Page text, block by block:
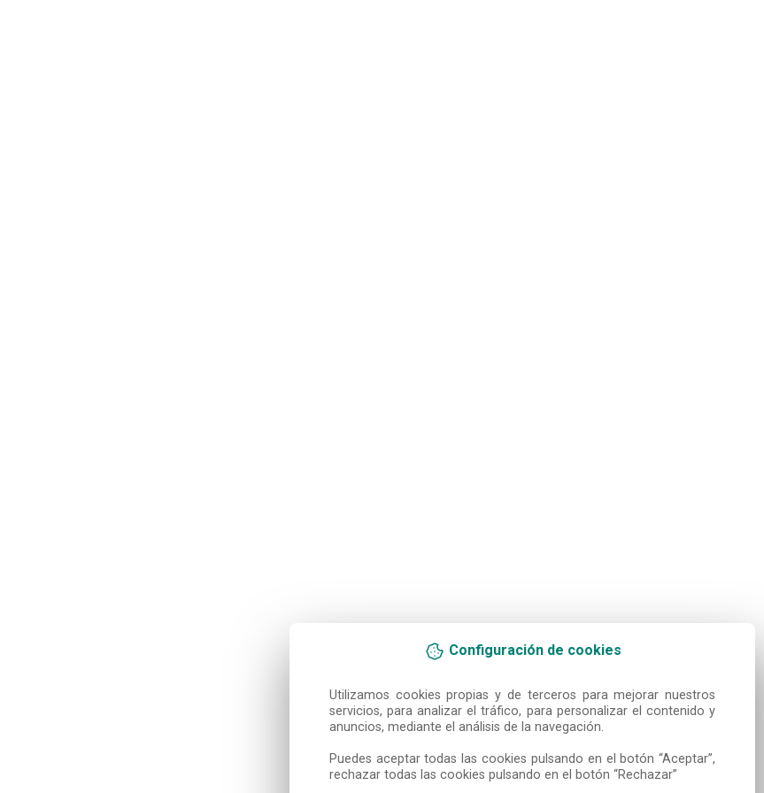
Configuración de cookies
Utilizamos cookies propias y de terceros para mejorar nuestros
servicios, para analizar el tráfico, para personalizar el contenido y
anuncios, mediante el análisis de la navegación.
Puedes aceptar todas las cookies pulsando en el botón “Aceptar”,
rechazar todas las cookies pulsando en el botón “Rechazar”